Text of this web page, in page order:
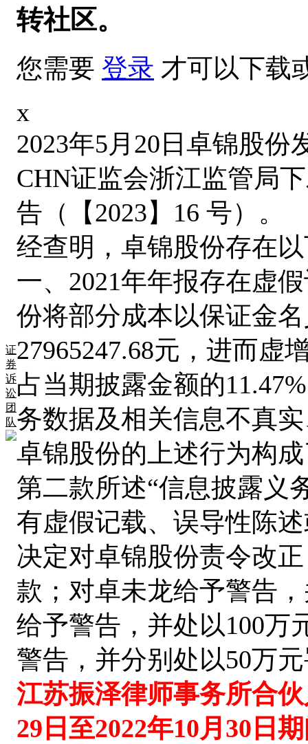
证
券
诉
讼
团
队
转社区。
您需要 登录 才可以下载
x
2023年5月20日卓锦股份
CHN证监会浙江监管局
告（【2023】16 号）。
经查明，卓锦股份存在
一、 2021年年报存在虚
份将部分成本以保证金
27965247.68元，进而虚
占当期披露金额的
务数据及相关信息不真
卓锦股份的上述行为构
第二款所述“信息披露义
有虚假记载、误导性陈
决定对卓锦股份责令改
款； 对卓未龙给予警告 ，
给予警告 ， 并处以100万
警告 ， 并分别处以50万
江苏振泽律师事务所合
29日至2022年10月30日